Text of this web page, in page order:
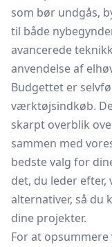
som bør undgås,
til både
avancerede
anvendelse af
Budgettet er
værktøjsindkøb.
skarpt overblik
sammen med
bedste valg for
det, du leder
alternativer, så du
dine projekter.
For at